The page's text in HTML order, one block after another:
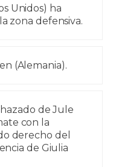
Unidos) ha
zona defensiva.
(Alemania).
de Jule
con la
derecho del
de Giulia